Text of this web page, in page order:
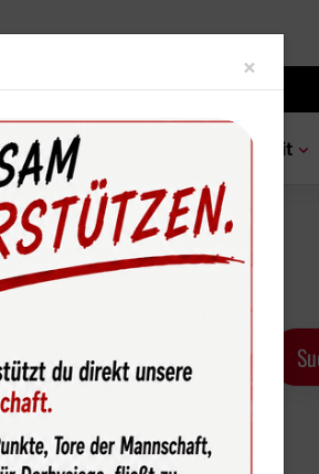
Sponsoren Fun & Freizeit
die #borussenmädelz der U17
× Close